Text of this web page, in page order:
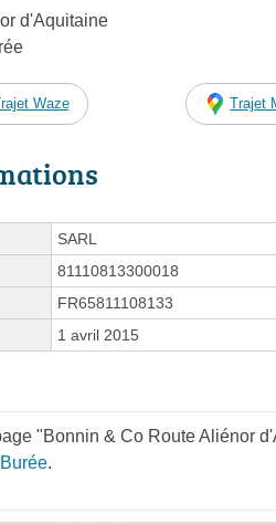
d'Aquitaine
Waze Trajet
SARL
81110813300018
FR65811108133
1 avril 2015
"Bonnin & Co Route Aliénor
.